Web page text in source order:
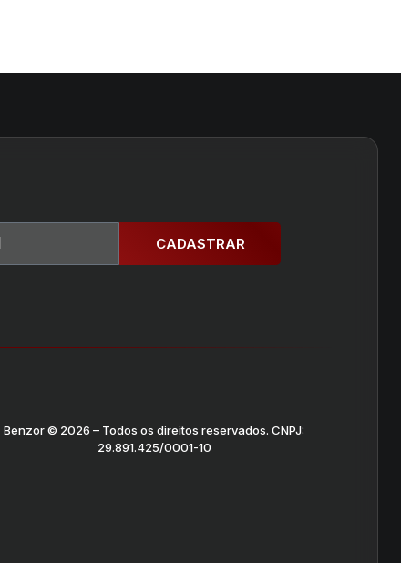
CADASTRAR
Benzor © 2026 – Todos os direitos reservados. CNPJ:
29.891.425/0001-10